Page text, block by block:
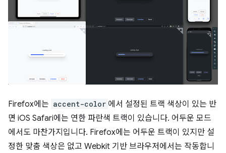
Firefox에는 accent-color 에서 설정된 트랙 색상이 있는 반
면 iOS Safari에는 연한 파란색 트랙이 있습니다. 어두운 모드
에서도 마찬가지입니다. Firefox에는 어두운 트랙이 있지만 설
정한 맞춤 색상은 없고 Webkit 기반 브라우저에서는 작동합니